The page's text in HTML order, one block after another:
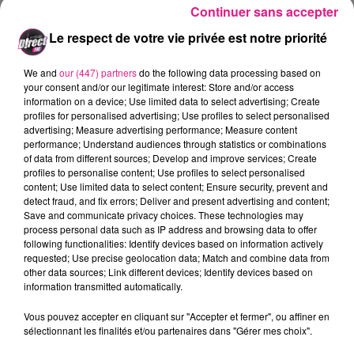
n'avaient pas encore permis, en début d’après-midi,
de rétablir complètement la circulation des trains.
C’est désormais chose faite puisque laSNCFvient
normale du trafic sur la ligne Metz/Luxembourg.
FIL ACTUS
9h19
Lorraine : une journée pas comme les autres au Parc animalier de...
6 août 2026
Metz : une distribution de lunette gratuite pour voir l’éclipse
5 août 2026
Casting de Woof : l'Euro-Métropole de Metz part à la recherche de...
4 août 2026
Officiel : Gauthier Hein quitte le FC Metz pour l'OGC Nice
Officiel : le lac de Madine reporte son feu d’artifice
Le respect de votre vie privée est notre priorité
We and our (447) partnersdo the following data processing based on
your consent and/or our legitimate interest: Store and/or access
information on a device; Use limited data to select advertising; Create
profiles for personalised advertising; Use profiles to select personalised
advertising; Measure advertising performance; Measure content
performance; Understand audiences through statistics or combinations
of data from different sources; Develop and improve services; Create
profiles to personalise content; Use profiles to select personalised
content; Use limited data to select content; Ensure security, prevent and
detect fraud, and fix errors; Deliver and present advertising and content;
Save and communicate privacy choices. These technologies may
process personal data such as IP address and browsing data to offer
following functionalities: Identify devices based on information actively
requested; Use precise geolocation data; Match and combine data from
other data sources; Link different devices; Identify devices based on
information transmitted automatically.
Vous pouvez accepter en cliquant sur "Accepter et fermer", ou affiner en
sélectionnant les finalités et/ou partenaires dans "Gérer mes choix".
Continuer sans accepter